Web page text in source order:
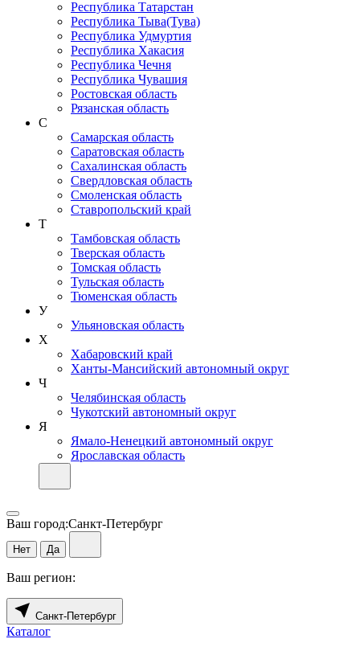
Республика Татарстан
Республика Тыва(Тува)
Республика Удмуртия
Республика Хакасия
Республика Чечня
Республика Чувашия
Ростовская область
Рязанская область
С
Самарская область
Саратовская область
Сахалинская область
Свердловская область
Смоленская область
Ставропольский край
Т
Тамбовская область
Тверская область
Томская область
Тульская область
Тюменская область
У
Ульяновская область
Х
Хабаровский край
Ханты-Мансийский автономный округ
Ч
Челябинская область
Чукотский автономный округ
Я
Ямало-Ненецкий автономный округ
Ярославская область
Ваш город:Санкт-Петербург
Нет Да
Ваш регион:
Санкт-Петербург
Каталог